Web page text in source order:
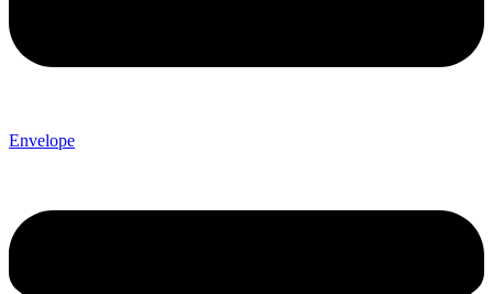
Envelope